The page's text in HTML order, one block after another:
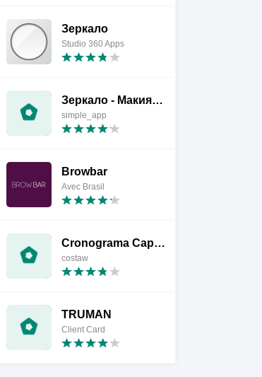
Зеркало
Studio 360 Apps
Зеркало - Макияж и Бритье
simple_app
Browbar
Avec Brasil
Cronograma Capilar
costaw
TRUMAN
Client Card